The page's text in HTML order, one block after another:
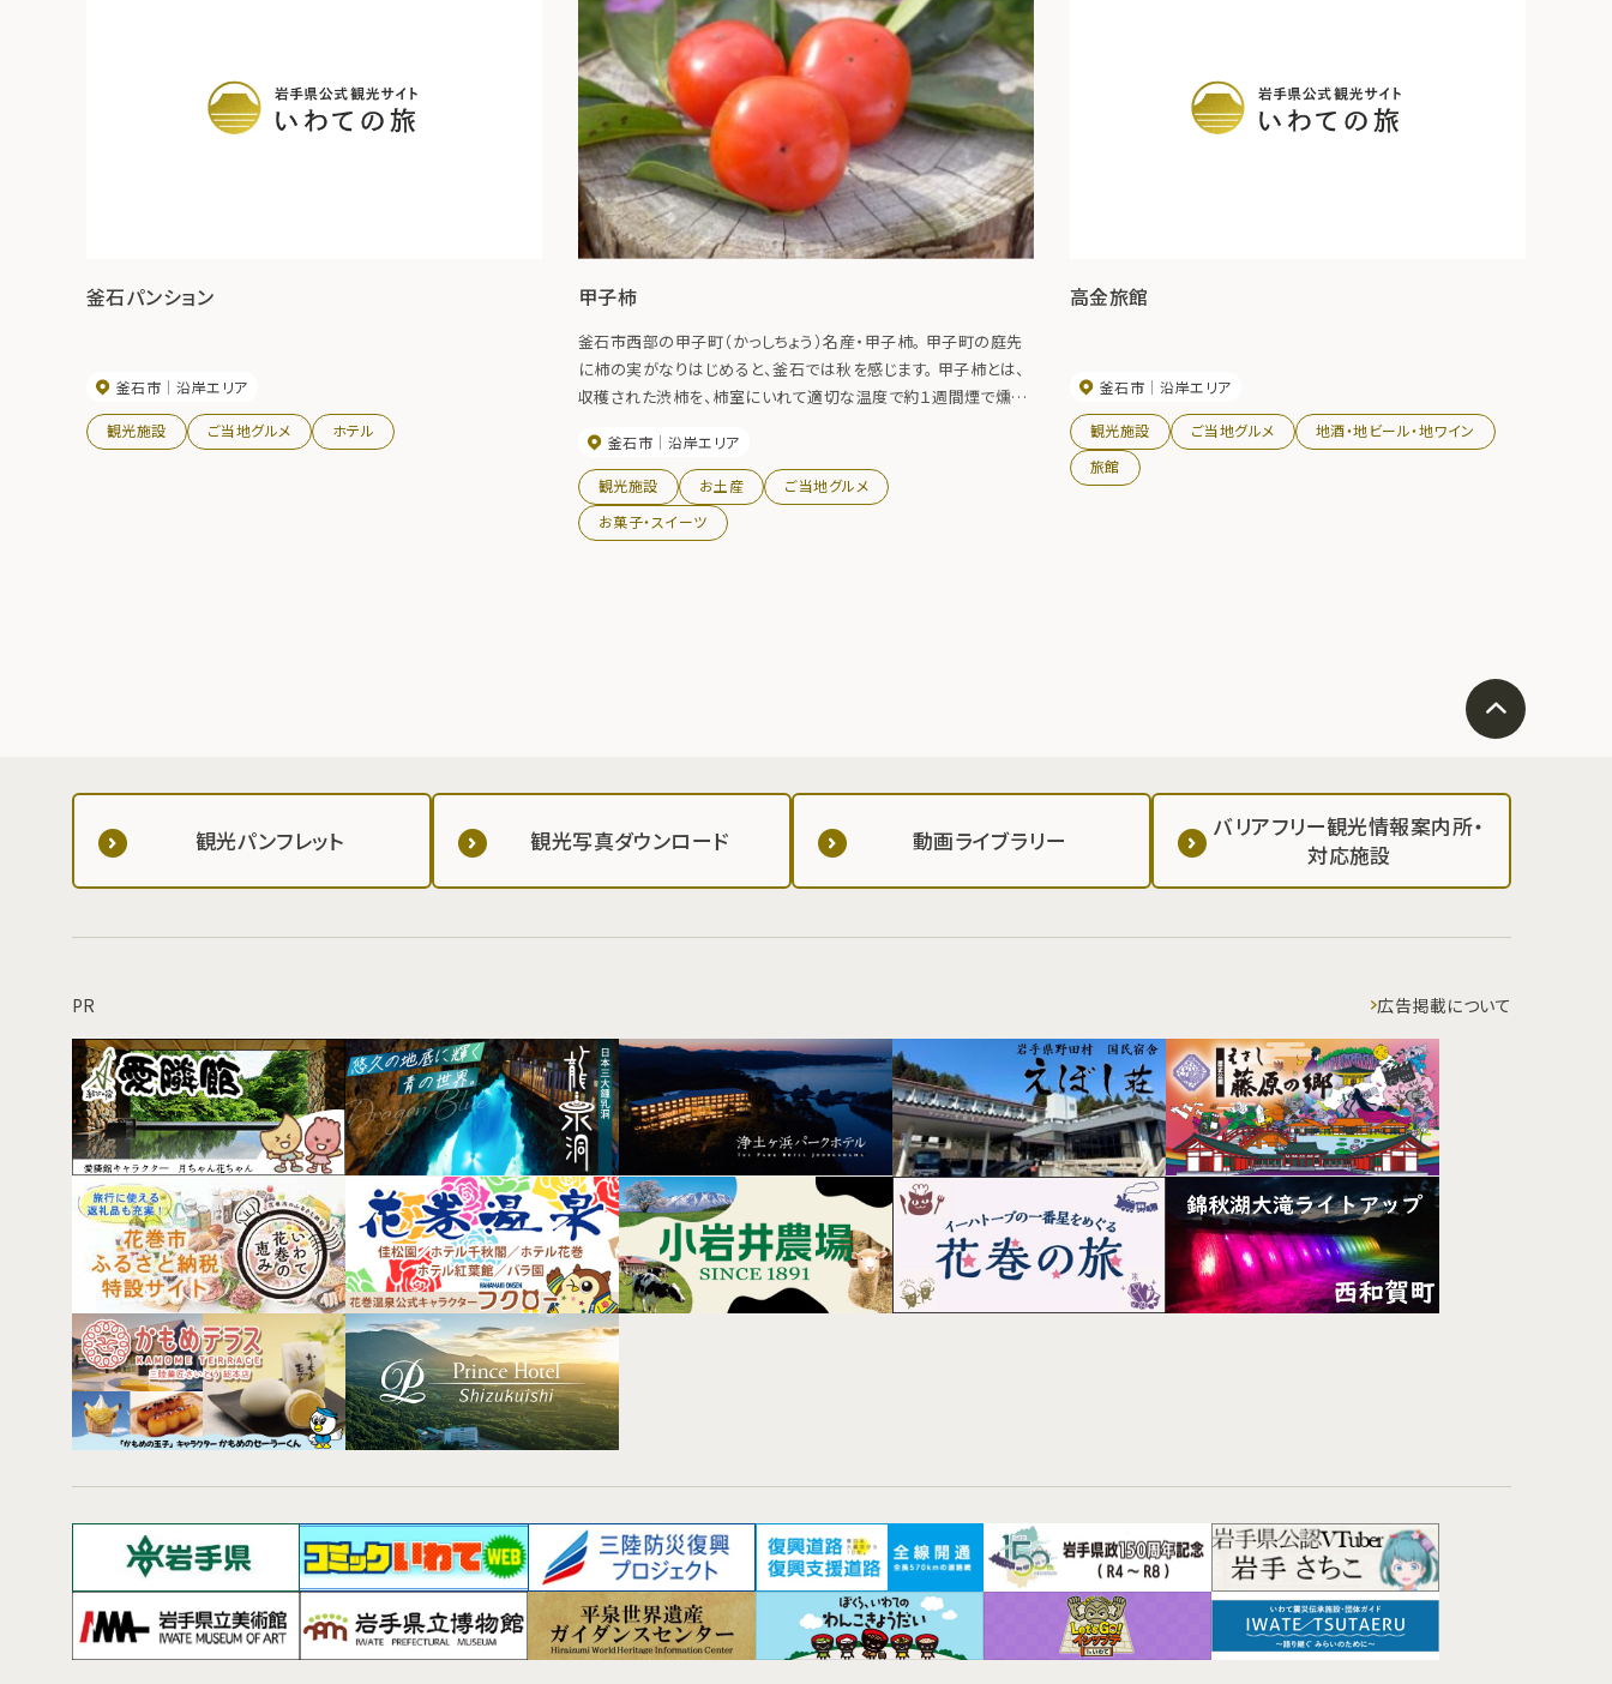
釜石パンション
釜石市 沿岸エリア
観光施設 ご当地グルメ ホテル
甲子柿
釜石市西部の甲子町（かっしちょう）名産・甲子柿。 甲子町の庭先
に柿の実がなりはじめると、釜石では秋を感じます。 甲子柿とは、
収穫された渋柿を、柿室にいれて適切な温度で約１週間煙で燻し
に変化し、食感はゼリーのようにやわらかで、まるでトマトのようで
す。 秋には道の駅釜石仙人峠を中心に甲子柿まつりが開かれま
す。 ぜひ釜石の秋の味を食べにいらしてください。
釜石市 沿岸エリア
観光施設 お土産
ご当地グルメ
お菓子・スイーツ
高金旅館
釜石市 沿岸エリア
観光施設 ご当地グルメ
地酒・地ビール・地ワイン
旅館
観光パンフレット 観光写真ダウンロード 動画ライブラリー
バリアフリー観光情報案内所・
対応施設
PR 広告掲載について